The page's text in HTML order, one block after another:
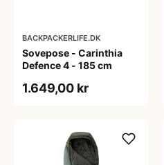
BACKPACKERLIFE.DK
Sovepose - Carinthia
Defence 4 - 185 cm
1.649,00 kr